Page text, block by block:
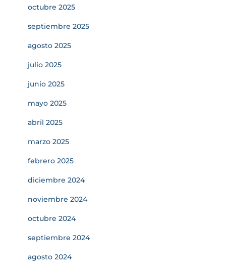
octubre 2025
septiembre 2025
agosto 2025
julio 2025
junio 2025
mayo 2025
abril 2025
marzo 2025
febrero 2025
diciembre 2024
noviembre 2024
octubre 2024
septiembre 2024
agosto 2024